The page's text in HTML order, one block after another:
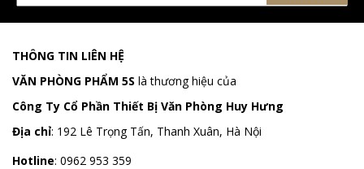
THÔNG TIN LIÊN HỆ
VĂN PHÒNG PHẨM 5S là thương hiệu của
Công Ty Cổ Phần Thiết Bị Văn Phòng Huy Hưng
Địa chỉ: 192 Lê Trọng Tấn, Thanh Xuân, Hà Nội
Hotline: 0962 953 359